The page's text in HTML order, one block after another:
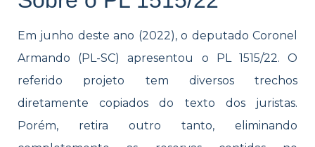
Em junho deste ano (2022), o deputado Coronel
Armando (PL-SC) apresentou o PL 1515/22. O
referido projeto tem diversos trechos
diretamente copiados do texto dos juristas.
Porém, retira outro tanto, eliminando